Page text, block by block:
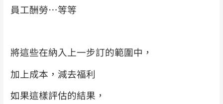
員工酬勞…等等
將這些在納入上一步訂的範圍中，
加上成本，減去福利
如果這樣評估的結果，